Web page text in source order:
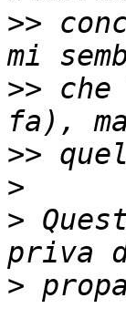
>>
>>
>>
>
>
>